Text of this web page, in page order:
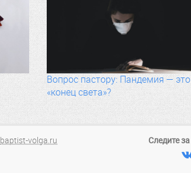
Вопрос пастору: Пандемия — это
«конец света»?
baptist-volga.ru
Следите